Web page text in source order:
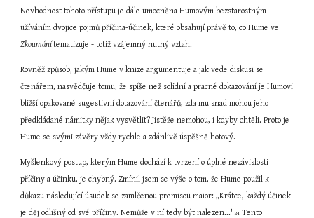
Nevhodnost tohoto přístupu je dále umocněna Humovým bezstarostným
Zkoumání tematizuje - totiž vzájemný nutný vztah.
Rovněž způsob, jakým Hume v knize argumentuje a jak vede diskusi se
čtenářem, nasvědčuje tomu, že spíše než solidní a pracné dokazování je Humovi
bližší opakované sugestivní dotazování čtenářů, zda mu snad mohou jeho
předkládané námitky nějak vysvětlit? Jistěže nemohou, i kdyby chtěli. Proto je
Hume se svými závěry vždy rychle a zdánlivě úspěšně hotový.
Myšlenkový postup, kterým Hume dochází k tvrzení o úplné nezávislosti
příčiny a účinku, je chybný. Zmínil jsem se výše o tom, že Hume použil k
důkazu následující úsudek se zamlčenou premisou maior: „Krátce, každý účinek
je děj odlišný od své příčiny. Nemůže v ní tedy být nalezen..."24 Tento